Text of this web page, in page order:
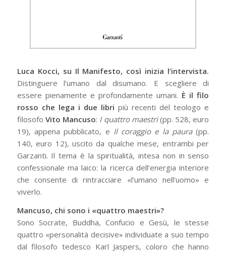
Luca Kocci, su Il Manifesto, così inizia l’intervista.
Distinguere l’umano dal disumano. E scegliere di
essere pienamente e profondamente umani. È il filo
rosso che lega i due libri più recenti del teologo e
filosofo Vito Mancuso: I quattro maestri(pp. 528, euro
19), appena pubblicato, e Il coraggio e la paura(pp.
140, euro 12), uscito da qualche mese, entrambi per
Garzanti. Il tema è la spiritualità, intesa non in senso
confessionale ma laico: la ricerca dell’energia interiore
che consente di rintracciare «l’umano nell’uomo» e
viverlo.
Mancuso, chi sono i «quattro maestri»?
Sono Socrate, Buddha, Confucio e Gesù, le stesse
quattro «personalità decisive» individuate a suo tempo
dal filosofo tedesco Karl Jaspers, coloro che hanno